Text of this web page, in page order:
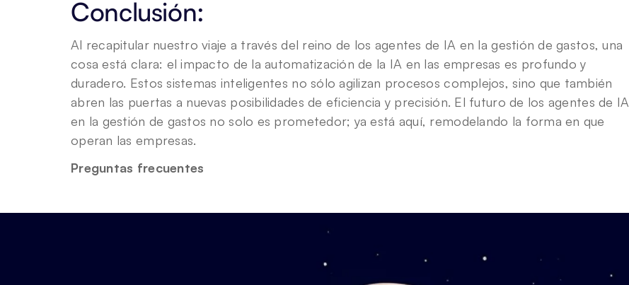
Conclusión:
Al recapitular nuestro viaje a través del reino de los agentes de IA en la gestión de gastos, una
cosa está clara: el impacto de la automatización de la IA en las empresas es profundo y
duradero. Estos sistemas inteligentes no sólo agilizan procesos complejos, sino que también
abren las puertas a nuevas posibilidades de eficiencia y precisión. El futuro de los agentes de IA
en la gestión de gastos no solo es prometedor; ya está aquí, remodelando la forma en que
operan las empresas.
Preguntas frecuentes